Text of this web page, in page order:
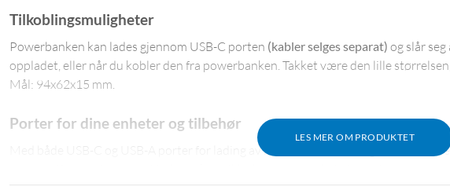
LES MER OM PRODUKTET
Tilkoblingsmuligheter
Powerbanken kan lades gjennom USB-C porten (kabler selges separat) og slår
oppladet, eller når du kobler den fra powerbanken. Takket være den lille
Mål: 94x62x15 mm.
Porter for dine enheter og tilbehør
Med både USB-C og USB-A porter for lading av mobiler, nettbrett og